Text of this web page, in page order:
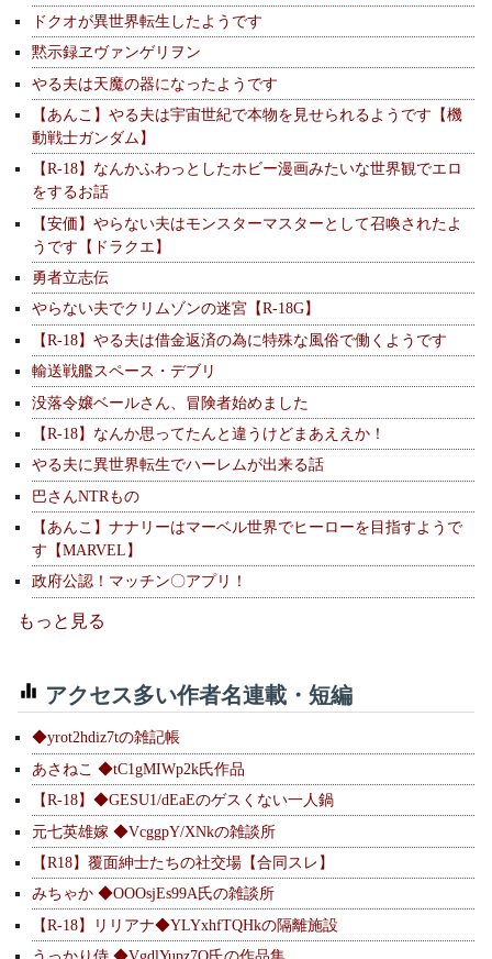
ドクオが異世界転生したようです
黙示録ヱヴァンゲリヲン
やる夫は天魔の器になったようです
【あんこ】やる夫は宇宙世紀で本物を見せられるようです【機
動戦士ガンダム】
【R-18】なんかふわっとしたホビー漫画みたいな世界観でエロ
をするお話
【安価】やらない夫はモンスターマスターとして召喚されたよ
うです【ドラクエ】
勇者立志伝
やらない夫でクリムゾンの迷宮【R-18G】
【R-18】やる夫は借金返済の為に特殊な風俗で働くようです
輸送戦艦スペース・デブリ
没落令嬢ベールさん、冒険者始めました
【R-18】なんか思ってたんと違うけどまあええか！
やる夫に異世界転生でハーレムが出来る話
巴さんNTRもの
【あんこ】ナナリーはマーベル世界でヒーローを目指すようで
す【MARVEL】
政府公認！マッチン〇アプリ！
もっと見る
アクセス多い作者名連載・短編
◆yrot2hdiz7tの雑記帳
あさねこ ◆tC1gMIWp2k氏作品
【R-18】◆GESU1/dEaEのゲスくない一人鍋
元七英雄嫁 ◆VcggpY/XNkの雑談所
【R18】覆面紳士たちの社交場【合同スレ】
みちゃか ◆OOOsjEs99A氏の雑談所
【R-18】リリアナ◆YLYxhfTQHkの隔離施設